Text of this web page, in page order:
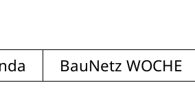
BauNetz WOCHE